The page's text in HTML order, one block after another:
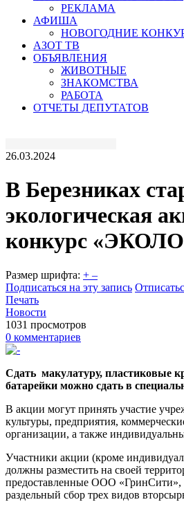
РЕКЛАМА
АФИША
НОВОГОДНИЕ
АЗОТ ТВ
ОБЪЯВЛЕНИЯ
ЖИВОТНЫЕ
ЗНАКОМСТВА
РАБОТА
ОТЧЕТЫ ДЕПУТАТОВ
26.03.2024
В Березниках
экологическая
конкурс
Размер шрифта: + –
Подписаться на эту запись
Печать
Новости
1031 просмотров
0 комментариев
Сдать макулатуру, пластиковые
батарейки можно сдать в
В акции могут принять участие
культуры, предприятия,
организации, а также
Участники акции (кроме
должны разместить на своей
предоставленные ООО «ГринСити»,
раздельный сбор трех видов